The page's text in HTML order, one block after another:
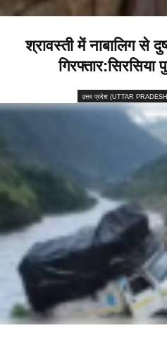
श्रावस्ती में नाबालिग से
गिरफ्तार:सिरसिया
उत्तर प्रदेश (UTTAR